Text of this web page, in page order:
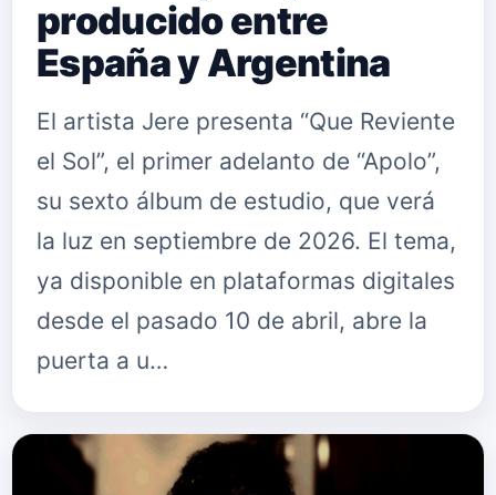
producido entre
España y Argentina
El artista Jere presenta “Que Reviente
el Sol”, el primer adelanto de “Apolo”,
su sexto álbum de estudio, que verá
la luz en septiembre de 2026. El tema,
ya disponible en plataformas digitales
desde el pasado 10 de abril, abre la
puerta a u…